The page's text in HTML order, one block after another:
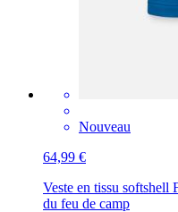
Nouveau
64,99 €
Veste en tissu softshell
du feu de camp